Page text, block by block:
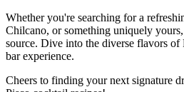
Whether you're searching for a
Chilcano, or something uniquely
source. Dive into the diverse flavors of
bar experience.
Cheers to finding your next signature